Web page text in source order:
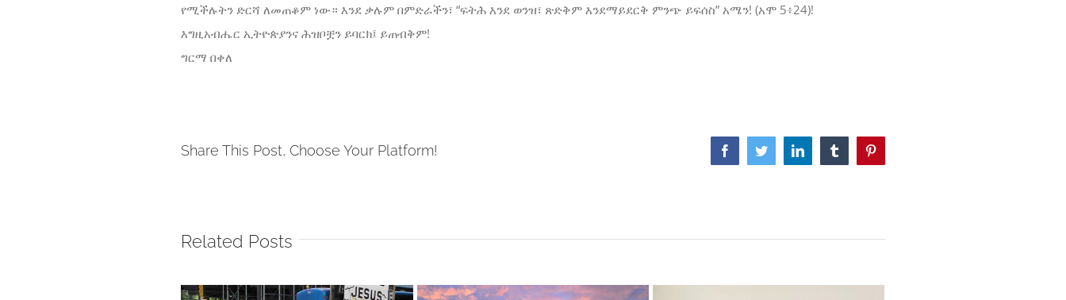
የሚችሉትን ድርሻ ለመጠቆም ነው። እንደ ቃሉም በምድራችን፣ “ፍትሕ እንደ ወንዝ፣ ጽድቅም እንደማይደርቅ ምንጭ ይፍሰስ” አሜን! (አሞ 5፥24)!
እግዚአብሔር ኢትዮጵያንና ሕዝቦቿን ይባርክ፤ ይጠብቅም!
ግርማ በቀለ
Share This Post, Choose Your Platform! FacebookTwitterLinkedInTumblrPinterest
Related Posts